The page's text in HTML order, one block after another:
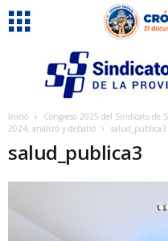
Inicio
Congreso 2025 del Sindicato de
2024, analizó y debatió
salud_publica3
salud_publica3